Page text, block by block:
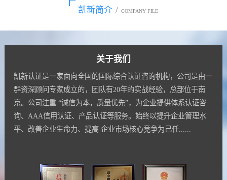
凯新简介 / COMPANY FILE
关于我们
凯新认证是一家面向全国的国际综合认证咨询机构，公司是由一
群资深顾问专家成立的，团队有20年的实战经验，总部位于南
京。公司注重 “诚信为本，质量优先”，为企业提供体系认证咨
询、AAA信用认证、产品认证等服务。始终以提升企业管理水
平、改善企业生命力、提高 企业市场核心竞争为己任......